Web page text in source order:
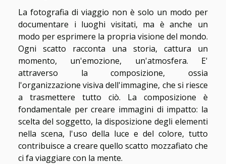
La fotografia di viaggio non è solo un modo per
documentare i luoghi visitati, ma è anche un
modo per esprimere la propria visione del mondo.
Ogni scatto racconta una storia, cattura un
momento, un'emozione, un'atmosfera. E'
attraverso la composizione, ossia
l'organizzazione visiva dell'immagine, che si riesce
a trasmettere tutto ciò. La composizione è
fondamentale per creare immagini di impatto: la
scelta del soggetto, la disposizione degli elementi
nella scena, l'uso della luce e del colore, tutto
contribuisce a creare quello scatto mozzafiato che
ci fa viaggiare con la mente.